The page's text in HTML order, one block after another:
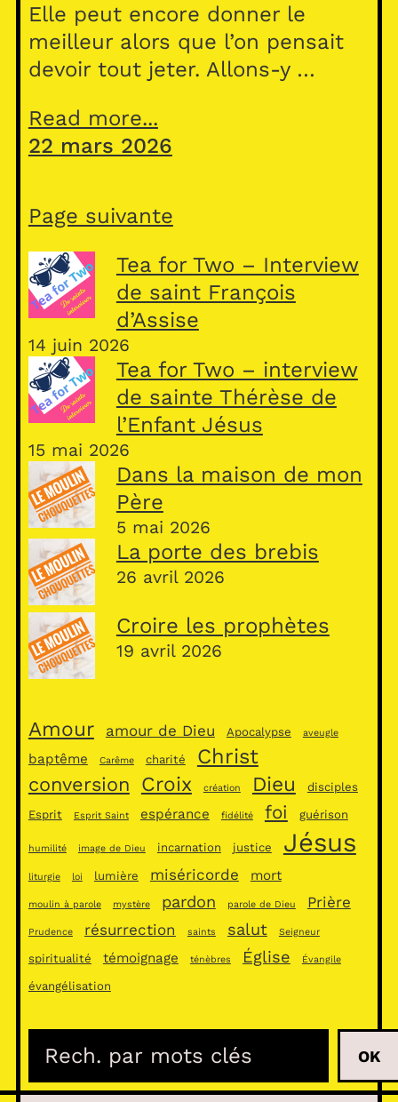
Elle peut encore donner le
meilleur alors que l’on pensait
devoir tout jeter. Allons-y …
Read more...
22 mars 2026
Page suivante
Tea for Two – Interview
de saint François
d’Assise
14 juin 2026
Tea for Two – interview
de sainte Thérèse de
l’Enfant Jésus
15 mai 2026
Dans la maison de mon
Père
5 mai 2026
La porte des brebis
26 avril 2026
Croire les prophètes
19 avril 2026
Amour amour de Dieu Apocalypse aveugle
baptême Carême charité Christ
conversion Croix création Dieu disciples
Esprit Esprit Saint espérance fidélité foi guérison
humilité image de Dieu incarnation justice Jésus
liturgie loi lumière miséricorde mort
moulin à parole mystère pardon parole de Dieu Prière
Prudence résurrection saints salut Seigneur
spiritualité témoignage ténèbres Église Évangile
évangélisation
c
OK